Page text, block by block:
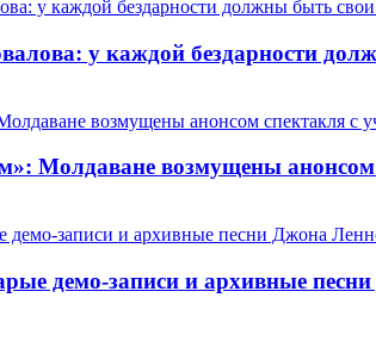
у каждой бездарности
Молдаване возмущены
демо-записи и архивные